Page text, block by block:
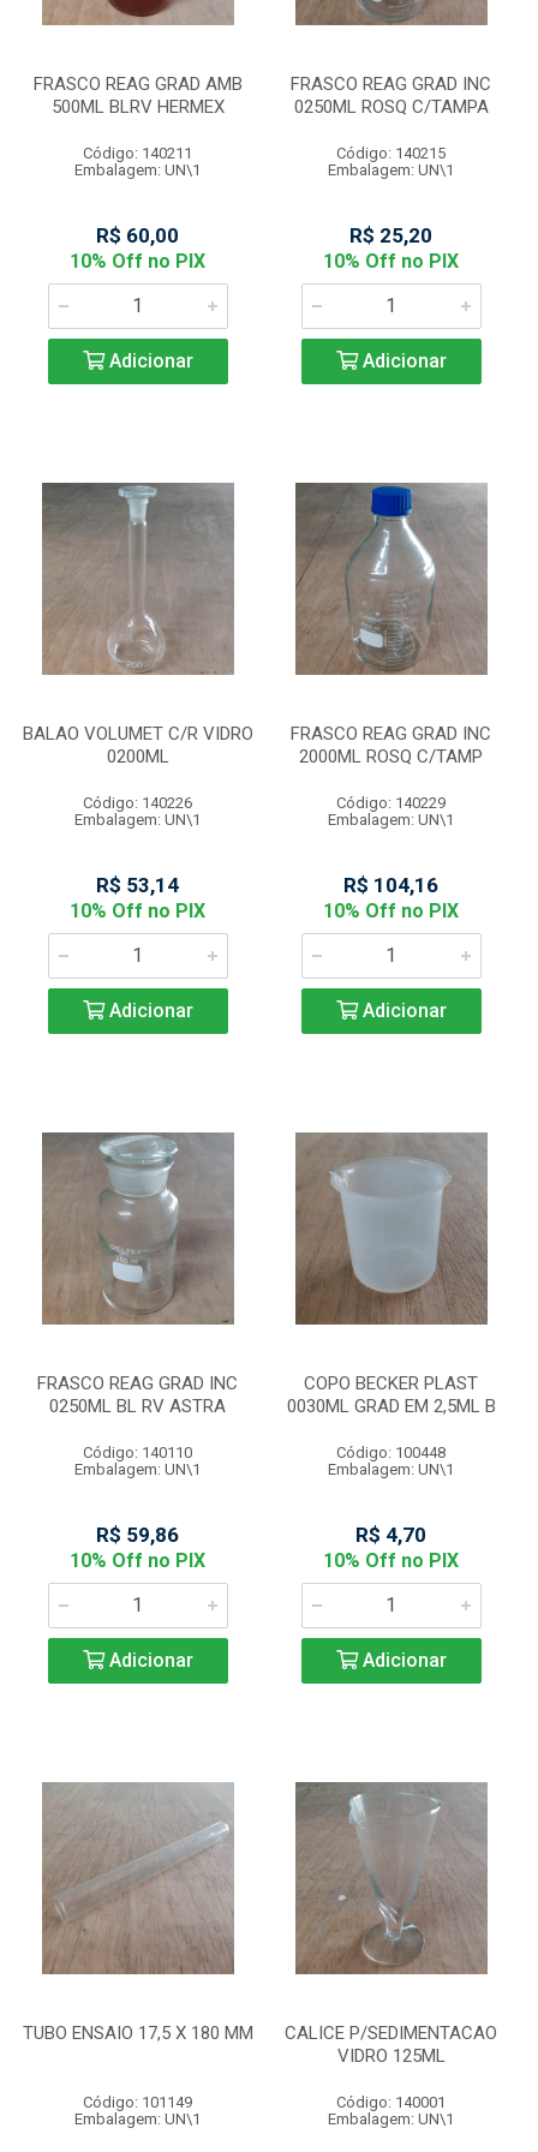
FRASCO REAG GRAD AMB
500ML BLRV HERMEX
Código: 140211
Embalagem: UN\1
R$ 60,00
10% Off no PIX
Adicionar
FRASCO REAG GRAD INC
0250ML ROSQ C/TAMPA
Código: 140215
Embalagem: UN\1
R$ 25,20
10% Off no PIX
Adicionar
BALAO VOLUMET C/R VIDRO
0200ML
Código: 140226
Embalagem: UN\1
R$ 53,14
10% Off no PIX
Adicionar
FRASCO REAG GRAD INC
2000ML ROSQ C/TAMP
Código: 140229
Embalagem: UN\1
R$ 104,16
10% Off no PIX
Adicionar
FRASCO REAG GRAD INC
0250ML BL RV ASTRA
Código: 140110
Embalagem: UN\1
R$ 59,86
10% Off no PIX
Adicionar
COPO BECKER PLAST
0030ML GRAD EM 2,5ML B
Código: 100448
Embalagem: UN\1
R$ 4,70
10% Off no PIX
Adicionar
TUBO ENSAIO 17,5 X 180 MM
Código: 101149
Embalagem: UN\1
CALICE P/SEDIMENTACAO
VIDRO 125ML
Código: 140001
Embalagem: UN\1